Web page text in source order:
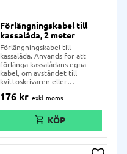
Förlängningskabel till
kassalåda, 2 meter
Förlängningskabel till
kassalåda. Används för att
förlänga kassalådans egna
kabel, om avståndet till
kvittoskrivaren eller
Standard RJ12-kontakt.
176 kr